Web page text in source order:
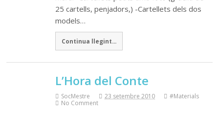
25 cartells, penjadors,) -Cartellets dels dos
models…
Continua llegint...
L’Hora del Conte
SocMestre 23 setembre 2010
#Materials
No Comment